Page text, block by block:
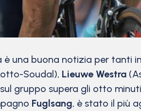
è una buona notizia per tanti
Soudal), Lieuwe Westra
gruppo supera gli otto
Fuglsang, è stato il più